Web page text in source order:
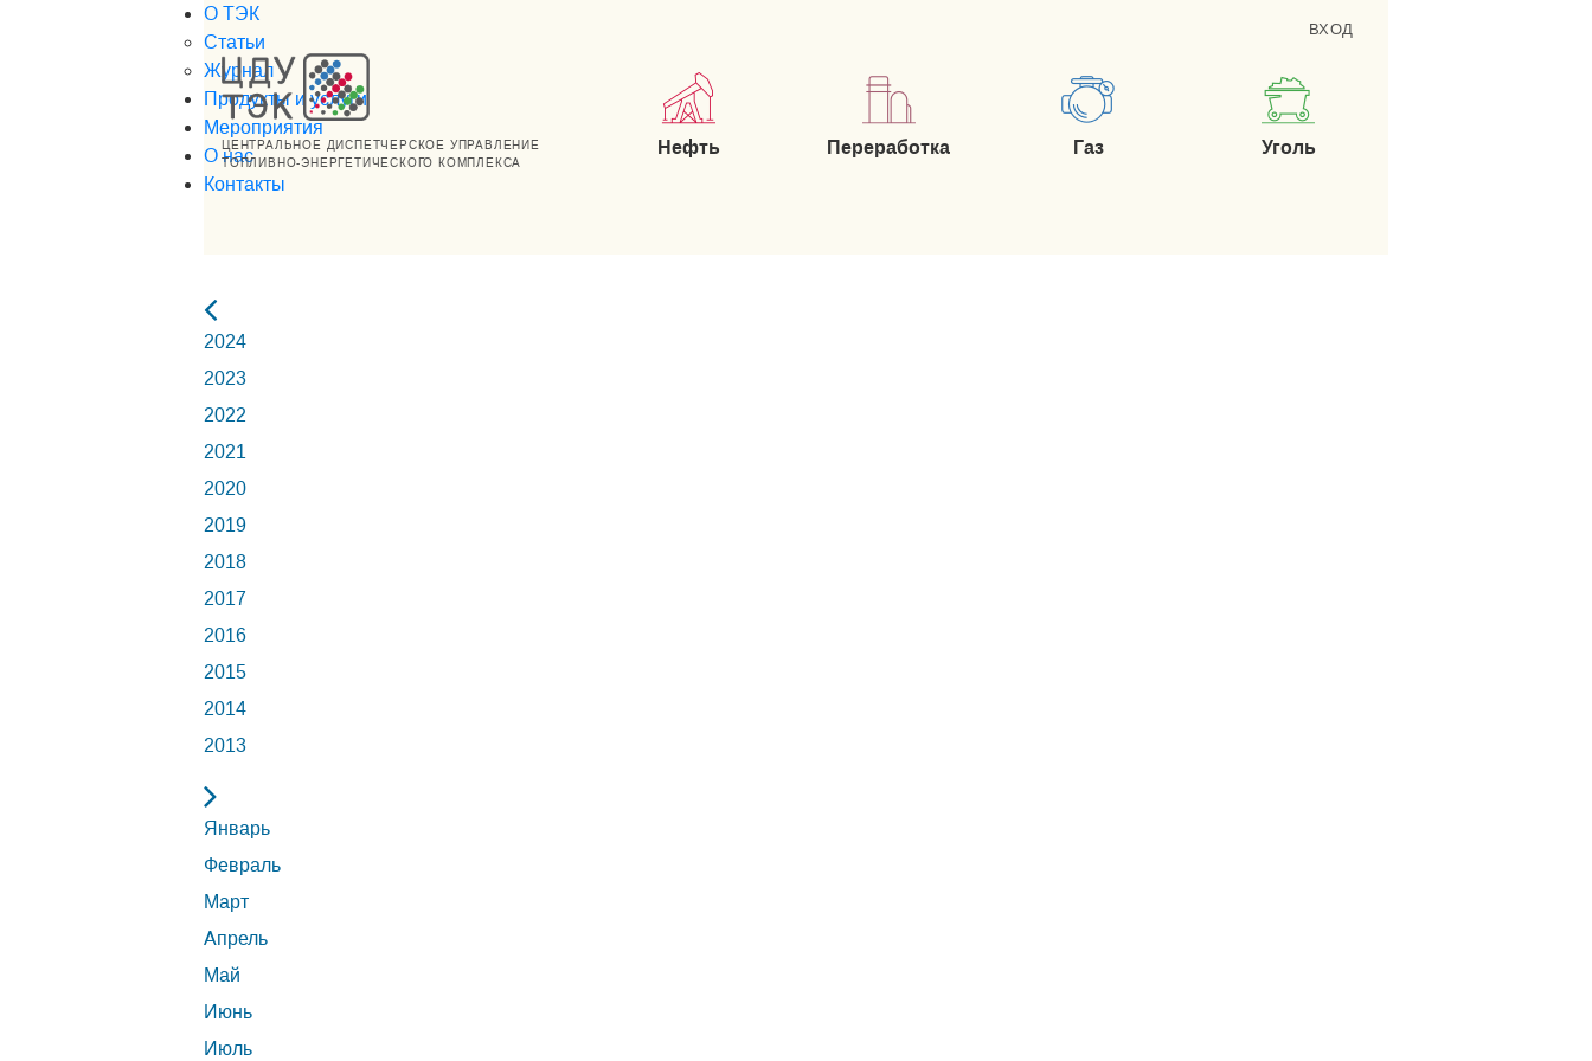
ЦЕНТРАЛЬНОЕ ДИСПЕТЧЕРСКОЕ УПРАВЛЕНИЕ
ТОПЛИВНО-ЭНЕРГЕТИЧЕСКОГО КОМПЛЕКСА
ВХОД
Нефть Переработка Газ Уголь
О ТЭК
Статьи
Журнал
Продукты и услуги
Мероприятия
О нас
Контакты
2024
2023
2022
2021
2020
2019
2018
2017
2016
2015
2014
2013
Январь
Февраль
Март
Апрель
Май
Июнь
Июль